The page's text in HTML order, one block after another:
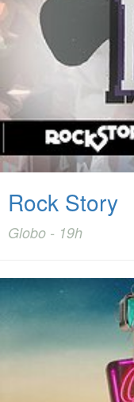
Rock Story
Globo - 19h